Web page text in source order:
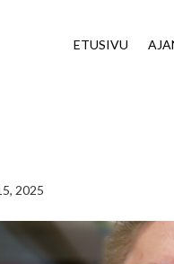
ETUSIVU
2025